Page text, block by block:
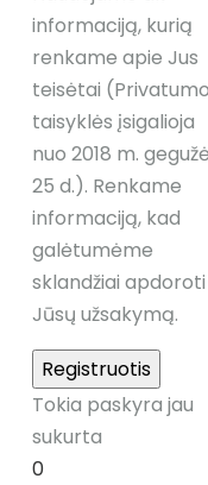
informaciją, kurią
renkame apie Jus
teisėtai (Privatumo
taisyklės įsigalioja
nuo 2018 m.
25 d.). Renkame
informaciją, kad
galėtumėme
sklandžiai apdoroti
Jūsų užsakymą.
Tokia paskyra jau
sukurta
0